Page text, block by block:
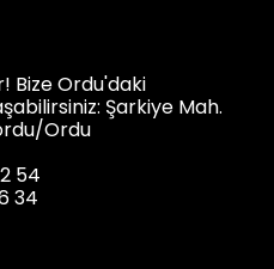
hava koşullarında
Bel hizasında veya
düğme veya
beli
Bize Ordu'daki
Şarkiye Mah.
Ordu
54
34